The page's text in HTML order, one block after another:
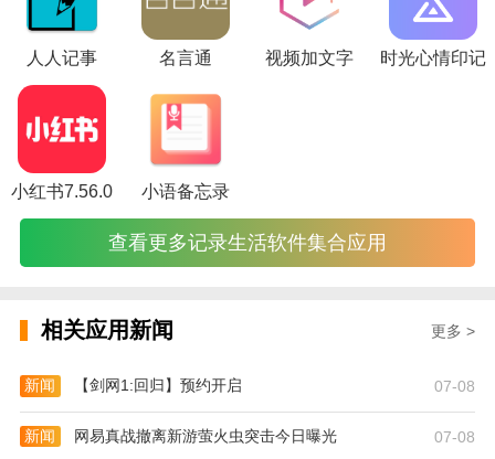
[极限服务]
在线客服已经准备好回答用户问题，所以你一定要回答
[快速交货]
当天下单当天发货，物流快，让心爱的人早日回家。
[注册]
人人记事 名言通 视频加文字 时光心情印记
小红书7.56.0 小语备忘录
查看更多记录生活软件集合应用
相关应用新闻 更多 >
新闻 【剑网1:回归】预约开启 07-08
新闻 网易真战撤离新游萤火虫突击今日曝光 07-08